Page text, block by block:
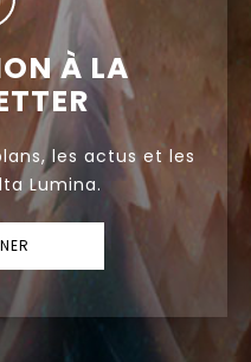
À LA
les actus et les
Lumina.